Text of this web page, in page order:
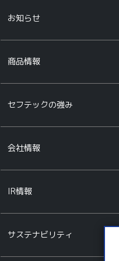
お知らせ
商品情報
セフテックの強み
会社情報
IR情報
サステナビリティ